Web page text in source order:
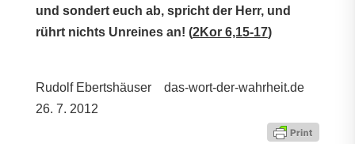
und sondert euch ab, spricht der Herr, und
rührt nichts Unreines an! (2Kor 6,15-17)
Rudolf Ebertshäuser das-wort-der-wahrheit.de
26. 7. 2012